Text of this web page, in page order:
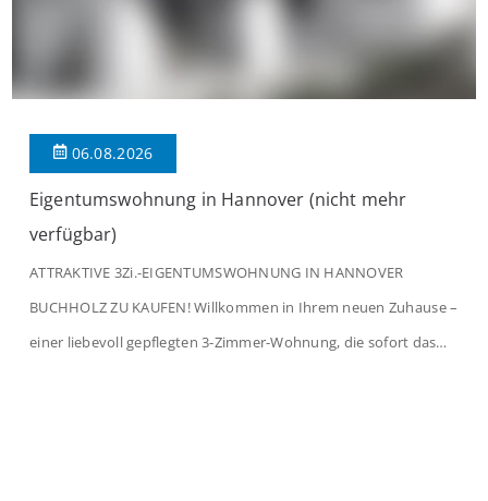
06.08.2026
Eigentumswohnung in Hannover (nicht mehr
verfügbar)
ATTRAKTIVE 3Zi.-EIGENTUMSWOHNUNG IN HANNOVER
BUCHHOLZ ZU KAUFEN! Willkommen in Ihrem neuen Zuhause –
einer liebevoll gepflegten 3-Zimmer-Wohnung, die sofort das